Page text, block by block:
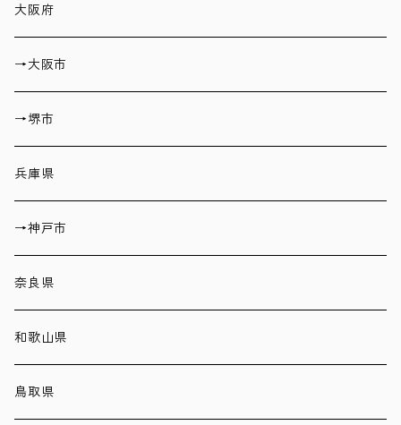
大阪府
→大阪市
→堺市
兵庫県
→神戸市
奈良県
和歌山県
鳥取県